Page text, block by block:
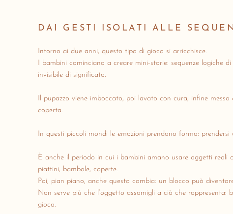
DAI GESTI ISOLATI ALLE
Intorno ai due anni, questo tipo di gioco si arricchisce.
I bambini cominciano a creare mini-storie: sequenze logiche
invisibile di significato.
Il pupazzo viene imboccato, poi lavato con cura, infine
coperta.
In questi piccoli mondi le emozioni prendono forma: prendersi
È anche il periodo in cui i bambini amano usare oggetti reali
piattini, bambole, coperte.
Poi, pian piano, anche questo cambia: un blocco può
Non serve più che l’oggetto assomigli a ciò che rappresenta:
gioco.